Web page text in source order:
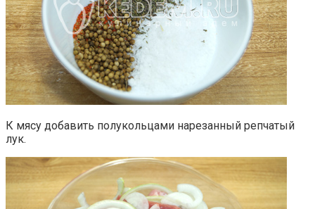
К мясу добавить полукольцами нарезанный репчатый
лук.